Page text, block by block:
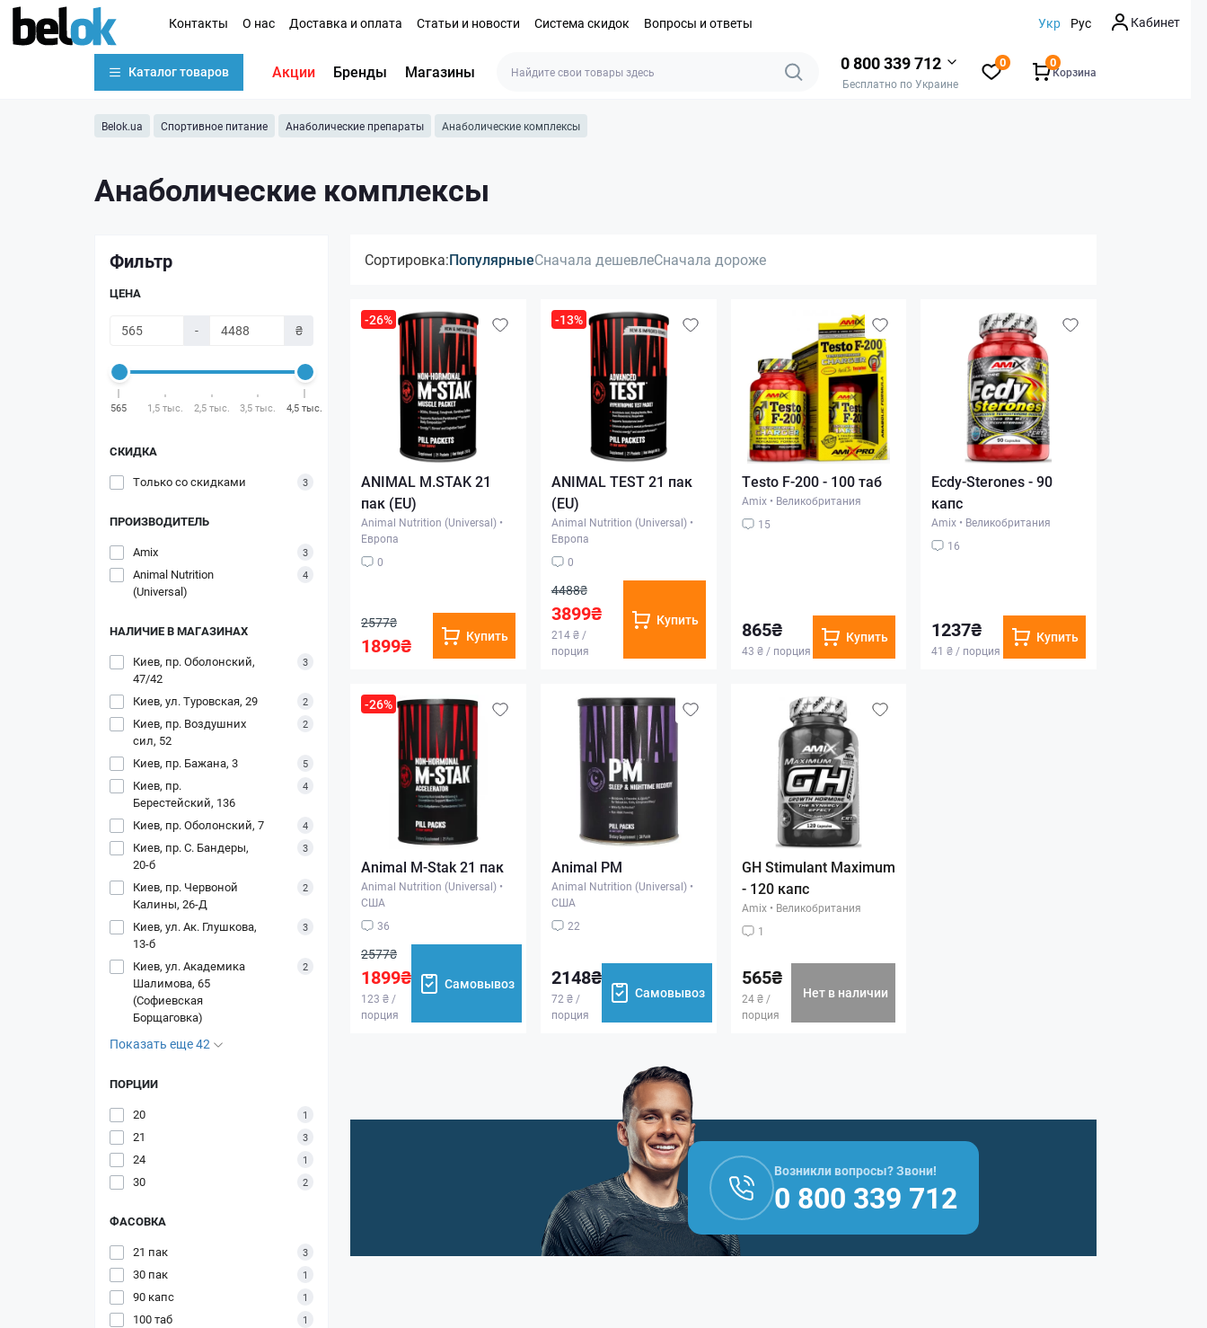
Контакты О нас Доставка и оплата Статьи и новости Система скидок Вопросы и ответы Укр Рус Кабинет
Каталог товаров Акции Бренды Магазины 0 800 339 712
Бесплатно по Украине
0
Корзина
0
Belok.ua Спортивное питание Анаболические препараты Анаболические комплексы
Анаболические комплексы
Фильтр
ЦЕНА
- ₴
565 1,5 тыс. 2,5 тыс. 3,5 тыс. 4,5 тыс.
СКИДКА
Только со cкидками
3
ПРОИЗВОДИТЕЛЬ
Amix
3
Animal Nutrition
(Universal)
4
НАЛИЧИЕ В МАГАЗИНАХ
Киев, пр. Оболонский,
47/42
3
Киев, ул. Туровская, 29 2
Киев, пр. Воздушних
сил, 52
2
Киев, пр. Бажана, 3 5
Киев, пр.
Берестейский, 136
4
Киев, пр. Оболонский, 7 4
Киев, пр. С. Бандеры,
20-б
3
Киев, пр. Червоной
Калины, 26-Д
2
Киев, ул. Ак. Глушкова,
13-б
3
Киев, ул. Академика
Шалимова, 65
(Софиевская
Борщаговка)
2
Показать еще 42
ПОРЦИИ
20
1
21 3
24 1
30 2
ФАСОВКА
21 пак
3
30 пак 1
90 капс 1
100 таб 1
Сортировка:ПопулярныеСначала дешевлеСначала дороже
-26%
ANIMAL M.STAK 21
пак (EU)
Animal Nutrition (Universal) •
Европа
0
2577₴
1899₴ Купить
-13%
ANIMAL TEST 21 пак
(EU)
Animal Nutrition (Universal) •
Европа
0
4488₴
3899₴
214 ₴ /
порция
Купить
Testo F-200 - 100 таб
Amix • Великобритания
15
865₴
43 ₴ / порция
Купить
Ecdy-Sterones - 90
капс
Amix • Великобритания
16
1237₴
41 ₴ / порция
Купить
-26%
Animal M-Stak 21 пак
Animal Nutrition (Universal) •
США
36
2577₴
1899₴
123 ₴ /
порция
Самовывоз
Animal PM
Animal Nutrition (Universal) •
США
22
2148₴
72 ₴ /
порция
Самовывоз
GH Stimulant Maximum
- 120 капс
Amix • Великобритания
1
565₴
24 ₴ /
порция
Нет в наличии
Возникли вопросы? Звони!
0 800 339 712